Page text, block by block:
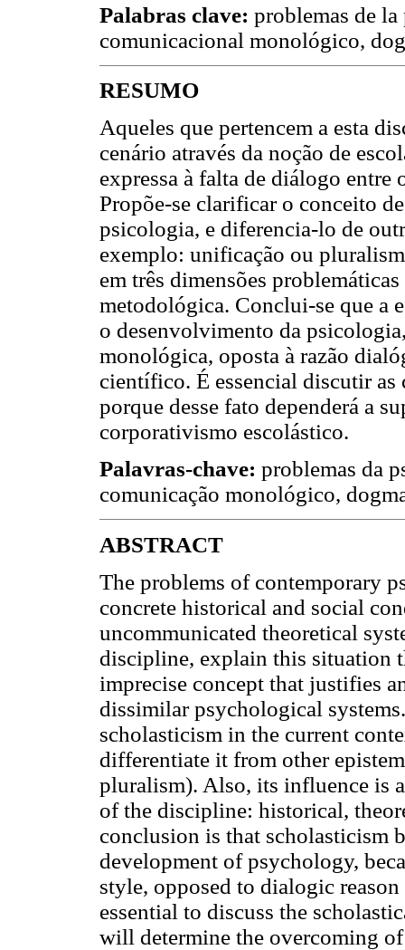
Palabras clave: problemas de
comunicacional monológico,
RESUMO
Aqueles que pertencem a esta
cenário através da noção de
expressa à falta de diálogo entre
Propõe-se clarificar o conceito
psicologia, e diferencia-lo de
exemplo: unificação ou
em três dimensões
metodológica. Conclui-se que a
o desenvolvimento da
monológica, oposta à razão
científico. É essencial discutir
porque desse fato dependerá a
corporativismo escolástico.
Palavras-chave: problemas da
comunicação monológico,
ABSTRACT
The problems of contemporary
concrete historical and social
uncommunicated theoretical
discipline, explain this situation
imprecise concept that justifies
dissimilar psychological
scholasticism in the current
differentiate it from other
pluralism). Also, its influence is
of the discipline: historical,
conclusion is that scholasticism
development of psychology,
style, opposed to dialogic
essential to discuss the
will determine the overcoming